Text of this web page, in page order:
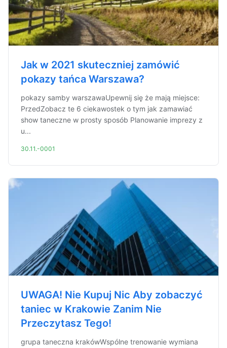
Jak w 2021 skuteczniej zamówić
pokazy tańca Warszawa?
pokazy samby warszawaUpewnij się że mają miejsce:
PrzedZobacz te 6 ciekawostek o tym jak zamawiać
show taneczne w prosty sposób Planowanie imprezy z
u...
30.11.-0001
UWAGA! Nie Kupuj Nic Aby zobaczyć
taniec w Krakowie Zanim Nie
Przeczytasz Tego!
grupa taneczna krakówWspólne trenowanie wymiana